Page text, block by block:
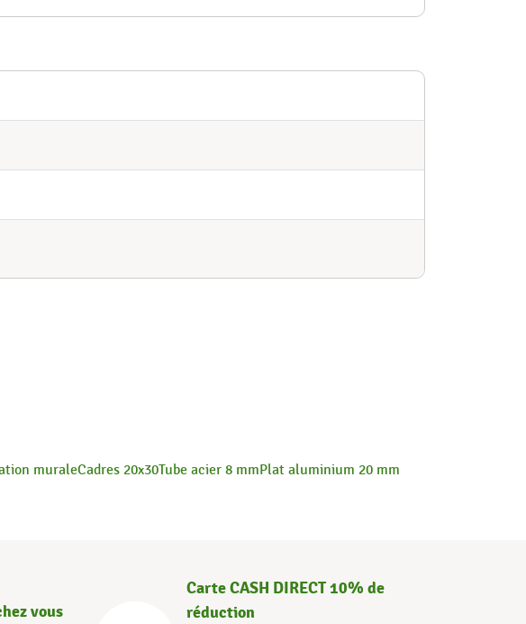
muraleCadres 20x30Tube acier 8 mmPlat aluminium 20 mm
vous
Carte CASH DIRECT 10% de
réduction